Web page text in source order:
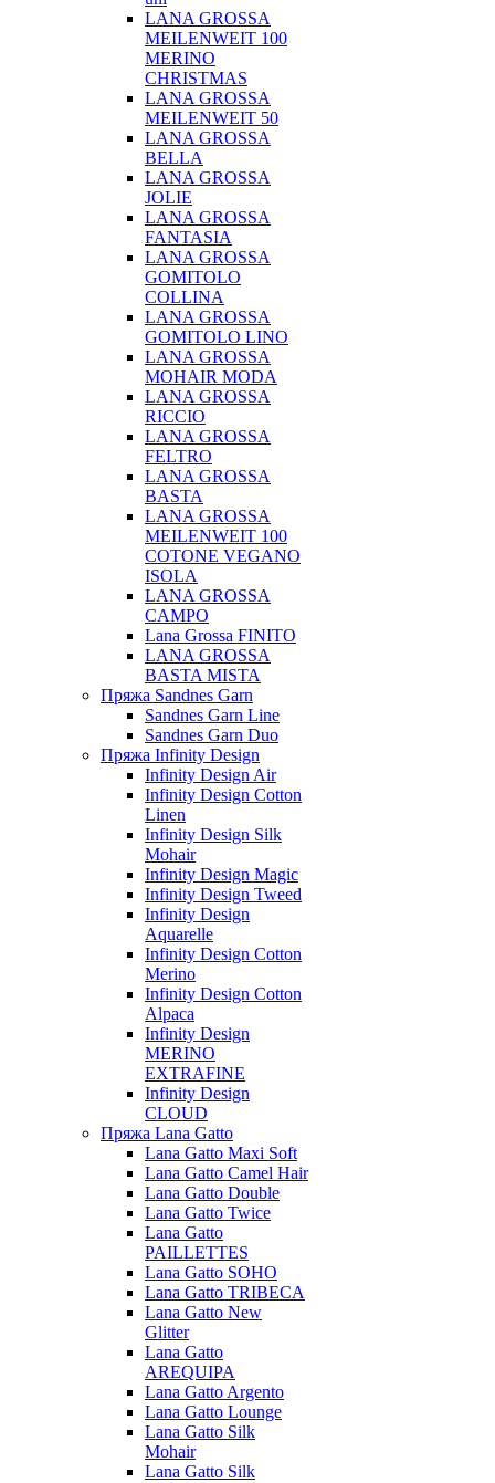
LANA GROSSA
MEILENWEIT 100
MERINO
CHRISTMAS
LANA GROSSA
MEILENWEIT 50
LANA GROSSA
BELLA
LANA GROSSA
JOLIE
LANA GROSSA
FANTASIA
LANA GROSSA
GOMITOLO
COLLINA
LANA GROSSA
GOMITOLO LINO
LANA GROSSA
MOHAIR MODA
LANA GROSSA
RICCIO
LANA GROSSA
FELTRO
LANA GROSSA
BASTA
LANA GROSSA
MEILENWEIT 100
COTONE VEGANO
ISOLA
LANA GROSSA
CAMPO
Lana Grossa FINITO
LANA GROSSA
BASTA MISTA
Пряжа Sandnes Garn
Sandnes Garn Line
Sandnes Garn Duo
Пряжа Infinity Design
Infinity Design Air
Infinity Design Cotton
Linen
Infinity Design Silk
Mohair
Infinity Design Magic
Infinity Design Tweed
Infinity Design
Aquarelle
Infinity Design Cotton
Merino
Infinity Design Cotton
Alpaca
Infinity Design
MERINO
EXTRAFINE
Infinity Design
CLOUD
Пряжа Lana Gatto
Lana Gatto Maxi Soft
Lana Gatto Camel Hair
Lana Gatto Double
Lana Gatto Twice
Lana Gatto
PAILLETTES
Lana Gatto SOHO
Lana Gatto TRIBECA
Lana Gatto New
Glitter
Lana Gatto
AREQUIPA
Lana Gatto Argento
Lana Gatto Lounge
Lana Gatto Silk
Mohair
Lana Gatto Silk